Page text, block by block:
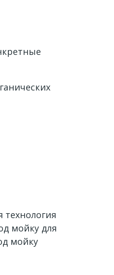
мойку для
мойку